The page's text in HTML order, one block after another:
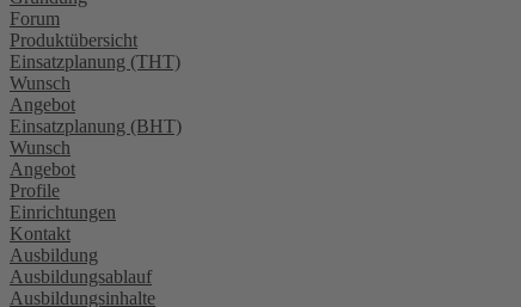
Forum
Produktübersicht
Einsatzplanung (THT)
Wunsch
Angebot
Einsatzplanung (BHT)
Wunsch
Angebot
Profile
Einrichtungen
Kontakt
Ausbildung
Ausbildungsablauf
Ausbildungsinhalte